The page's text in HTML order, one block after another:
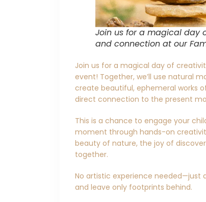
Join us for a magical day
and connection at our
Join us for a magical day of
event! Together, we’ll use natural
create beautiful, ephemeral works
direct connection to the present
This is a chance to engage your
moment through hands-on
beauty of nature, the joy of
together.
No artistic experience needed—just
and leave only footprints behind.